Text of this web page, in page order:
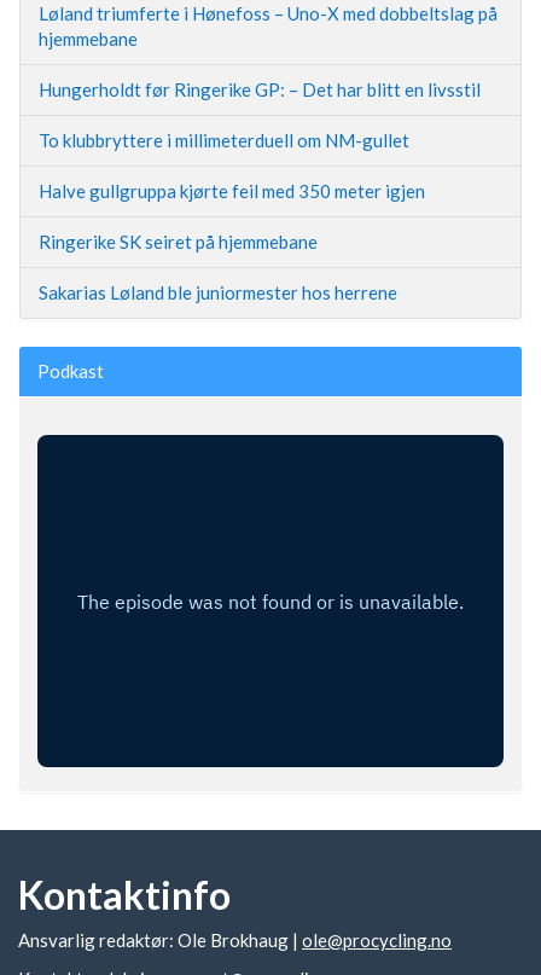
Løland triumferte i Hønefoss – Uno-X med dobbeltslag på
hjemmebane
Hungerholdt før Ringerike GP: – Det har blitt en livsstil
To klubbryttere i millimeterduell om NM-gullet
Halve gullgruppa kjørte feil med 350 meter igjen
Ringerike SK seiret på hjemmebane
Sakarias Løland ble juniormester hos herrene
Podkast
Kontaktinfo
Ansvarlig redaktør: Ole Brokhaug | ole@procycling.no